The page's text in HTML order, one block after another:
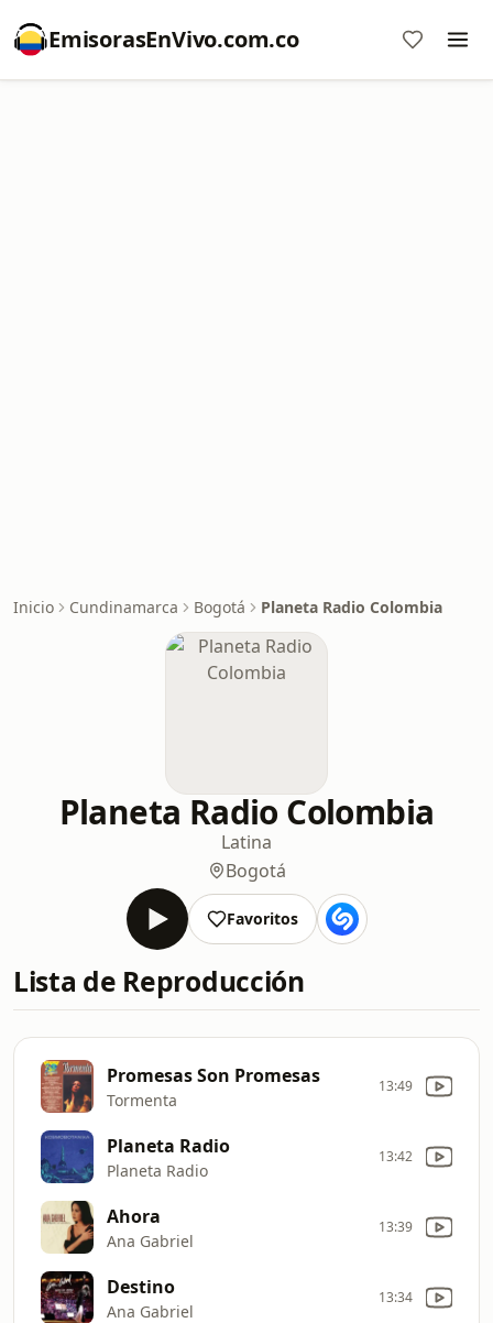
EmisorasEnVivo.com.co
Inicio Cundinamarca Bogotá Planeta Radio Colombia
Planeta Radio Colombia
Latina
Bogotá
Favoritos
Lista de Reproducción
Promesas Son Promesas
Tormenta
13:49
Planeta Radio
Planeta Radio
13:42
Ahora
Ana Gabriel
13:39
Destino
Ana Gabriel
13:34